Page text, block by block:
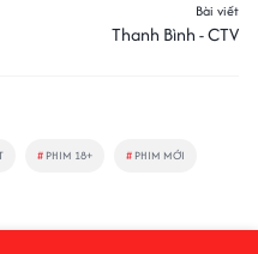
Bài viết
Thanh Bình - CTV
# PHIM 18+ # PHIM MỚI